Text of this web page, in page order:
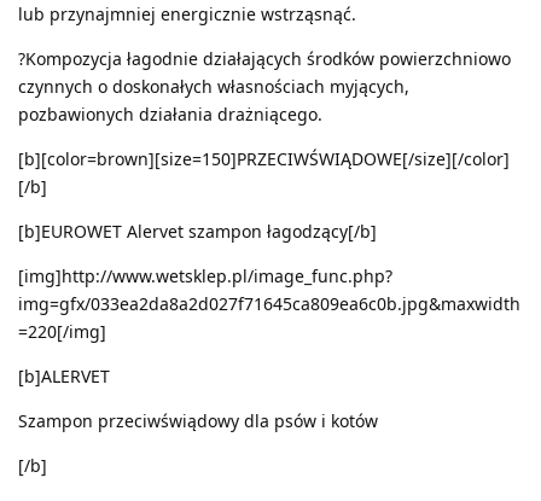
lub przynajmniej energicznie wstrząsnąć.
?Kompozycja łagodnie działających środków powierzchniowo
czynnych o doskonałych własnościach myjących,
pozbawionych działania drażniącego.
[b][color=brown][size=150]PRZECIWŚWIĄDOWE[/size][/color]
[/b]
[b]EUROWET Alervet szampon łagodzący[/b]
[img]http://www.wetsklep.pl/image_func.php?
img=gfx/033ea2da8a2d027f71645ca809ea6c0b.jpg&maxwidth
=220[/img]
[b]ALERVET
Szampon przeciwświądowy dla psów i kotów
[/b]